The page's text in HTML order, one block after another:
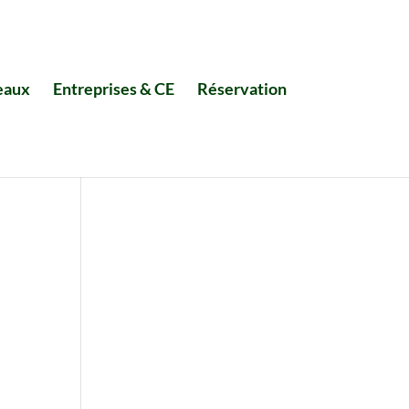
Entreprises & CE Réservation